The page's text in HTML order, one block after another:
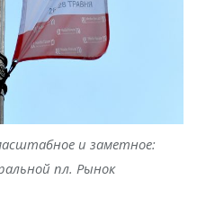
и заметное:
пл. Рынок